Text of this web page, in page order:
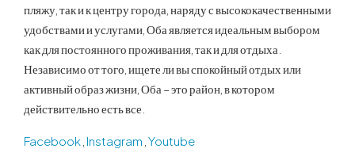
пляжу, так и к центру города, наряду с высококачественными
удобствами и услугами, Оба является идеальным выбором
как для постоянного проживания, так и для отдыха.
Независимо от того, ищете ли вы спокойный отдых или
активный образ жизни, Оба – это район, в котором
действительно есть все.
Facebook Instagram Youtube